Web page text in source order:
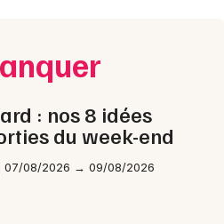
: nos 8 idées
du week-end
07/08/2026 → 09/08/2026